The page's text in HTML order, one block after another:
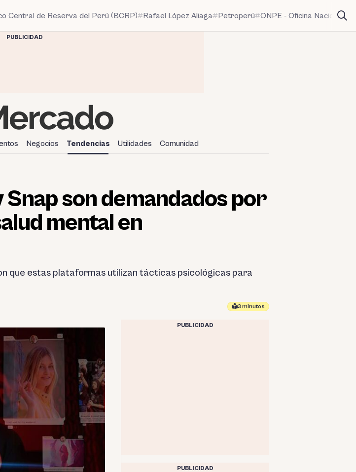
Central de Reserva del Perú (BCRP) Rafael López Aliaga Petroperú ONPE - Oficina Nacional
PUBLICIDAD
Negocios Tendencias Utilidades Comunidad
son demandados por
mental en
que estas plataformas utilizan tácticas psicológicas para
3 minutos
PUBLICIDAD
PUBLICIDAD